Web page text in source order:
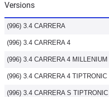
Utilitaires
Flottes
Auto
Services
Versions
(996) 3.4 CARRERA
(996) 3.4 CARRERA 4
(996) 3.4 CARRERA 4 MILLENIUM
(996) 3.4 CARRERA 4 TIPTRONIC
(996) 3.4 CARRERA S TIPTRONIC